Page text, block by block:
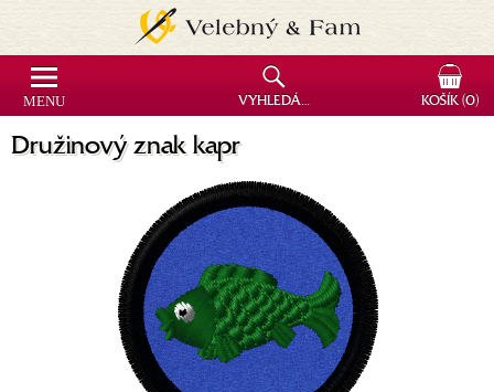
Družinový znak kapr
MENU VYHLEDÁVÁNÍ KOŠÍK(0)